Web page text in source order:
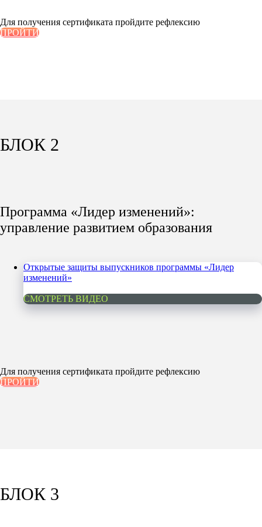
Для получения сертификата пройдите рефлексию
ПРОЙТИ
БЛОК 2
Программа «Лидер изменений»:
управление развитием образования
Открытые защиты выпускников программы «Лидер
изменений»
СМОТРЕТЬ ВИДЕО
Для получения сертификата пройдите рефлексию
ПРОЙТИ
БЛОК 3